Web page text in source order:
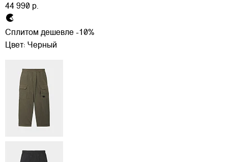
44 990 р.
Сплитом дешевле -10%
Цвет: Черный